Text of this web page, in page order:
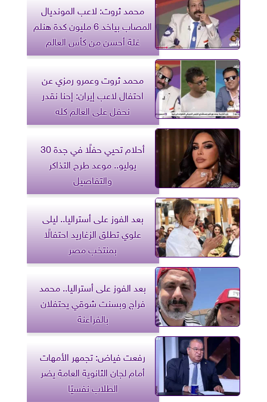
محمد ثروت: لاعب المونديال
المصاب بياخد 6 مليون كدة هنلم
غلة أحسن من كأس العالم
محمد ثروت وعمرو رمزي عن
احتفال لاعب إيران: إحنا نقدر
نحفل على العالم كله
أحلام تحيي حفلًا في جدة 30
يوليو.. موعد طرح التذاكر
والتفاصيل
بعد الفوز على أستراليا.. ليلى
علوي تطلق الزغاريد احتفالًا
بمنتخب مصر
بعد الفوز على أستراليا.. محمد
فراج وبسنت شوقي يحتفلان
بالفراعنة
رفعت فياض: تجمهر الأمهات
أمام لجان الثانوية العامة يضر
الطلاب نفسيًا